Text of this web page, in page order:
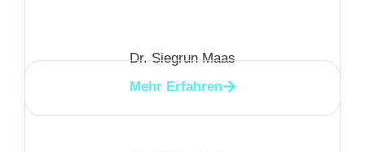
Dr. Siegrun Maas
Mehr Erfahren